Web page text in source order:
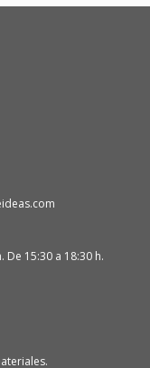
De 15:30 a 18:30 h.